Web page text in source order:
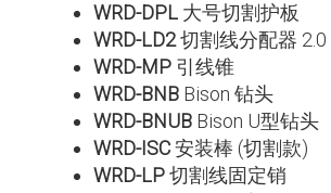
WRD-DPL 大号切割护板
WRD-LD2切割线分配器 2.0
WRD-MP 引线锥
WRD-BNB Bison 钻头
WRD-BNUB Bison U型钻头
WRD-ISC安装棒 (切割款)
WRD-LP切割线固定销